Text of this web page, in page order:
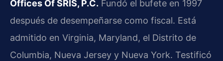
Offices Of SRIS, P.C. Fundó el bufete en 1997
después de desempeñarse como fiscal. Está
admitido en Virginia, Maryland, el Distrito de
Columbia, Nueva Jersey y Nueva York. Testificó